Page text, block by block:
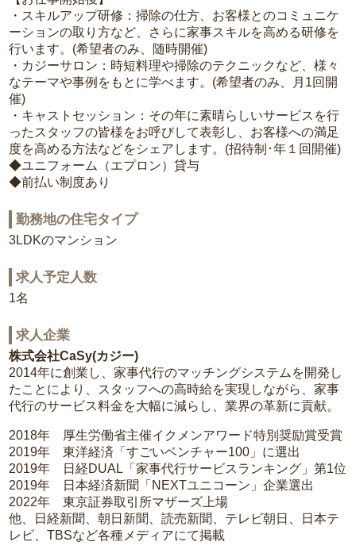
・スキルアップ研修：掃除の仕方、お客様とのコミュニケ
ーションの取り方など、さらに家事スキルを高める研修を
行います。(希望者のみ、随時開催)
・カジーサロン：時短料理や掃除のテクニックなど、様々
なテーマや事例をもとに学べます。(希望者のみ、月1回開
催)
・キャストセッション：その年に素晴らしいサービスを行
ったスタッフの皆様をお呼びして表彰し、お客様への満足
度を高める方法などをシェアします。(招待制･年１回開催)
◆ユニフォーム（エプロン）貸与
◆前払い制度あり
勤務地の住宅タイプ
3LDKのマンション
求人予定人数
1名
求人企業
株式会社CaSy(カジー)
2014年に創業し、家事代行のマッチングシステムを開発し
たことにより、スタッフへの高時給を実現しながら、家事
代行のサービス料金を大幅に減らし、業界の革新に貢献。
2018年 厚生労働省主催イクメンアワード特別奨励賞受賞
2019年 東洋経済「すごいベンチャー100」に選出
2019年 日経DUAL「家事代行サービスランキング」第1位
2019年 日本経済新聞「NEXTユニコーン」企業選出
2022年 東京証券取引所マザーズ上場
他、日経新聞、朝日新聞、読売新聞、テレビ朝日、日本テ
レビ、TBSなど各種メディアにて掲載